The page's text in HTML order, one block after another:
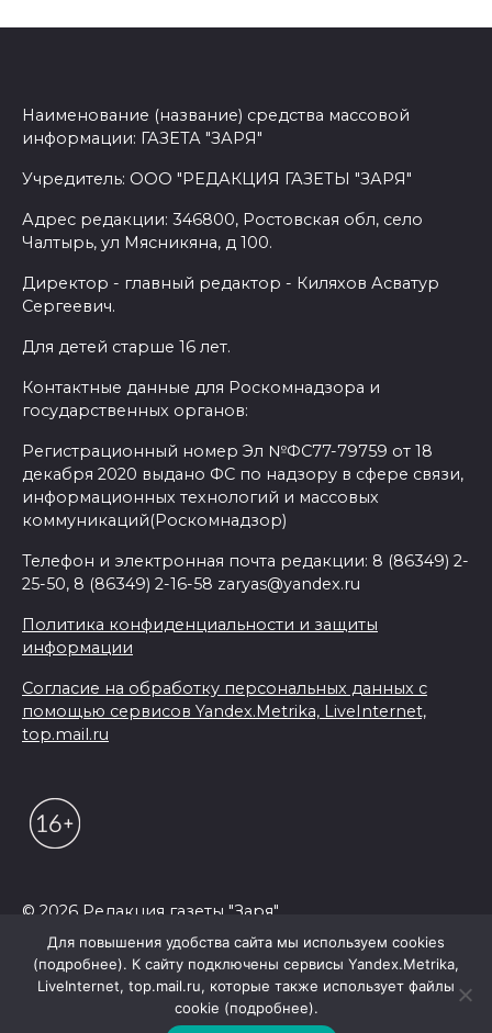
Наименование (название) средства массовой
информации: ГАЗЕТА "ЗАРЯ"
Учредитель: ООО "РЕДАКЦИЯ ГАЗЕТЫ "ЗАРЯ"
Адрес редакции: 346800, Ростовская обл, село
Чалтырь, ул Мясникяна, д 100.
Директор - главный редактор - Киляхов Асватур
Сергеевич.
Для детей старше 16 лет.
Контактные данные для Роскомнадзора и
государственных органов:
Регистрационный номер Эл №ФС77-79759 от 18
декабря 2020 выдано ФС по надзору в сфере связи,
информационных технологий и массовых
коммуникаций(Роскомнадзор)
Телефон и электронная почта редакции: 8 (86349) 2-
25-50, 8 (86349) 2-16-58 zaryas@yandex.ru
Политика конфиденциальности и защиты
информации
Согласие на обработку персональных данных с
помощью сервисов Yandex.Metrika, LiveInternet,
top.mail.ru
© 2026 Редакция газеты "Заря"
Для повышения удобства сайта мы используем cookies
(подробнее). К сайту подключены сервисы Yandex.Metrika,
LiveInternet, top.mail.ru, которые также использует файлы
cookie (подробнее).